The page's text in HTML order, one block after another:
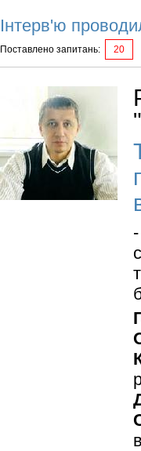
Інтерв'ю
Поставлено запитань: 20